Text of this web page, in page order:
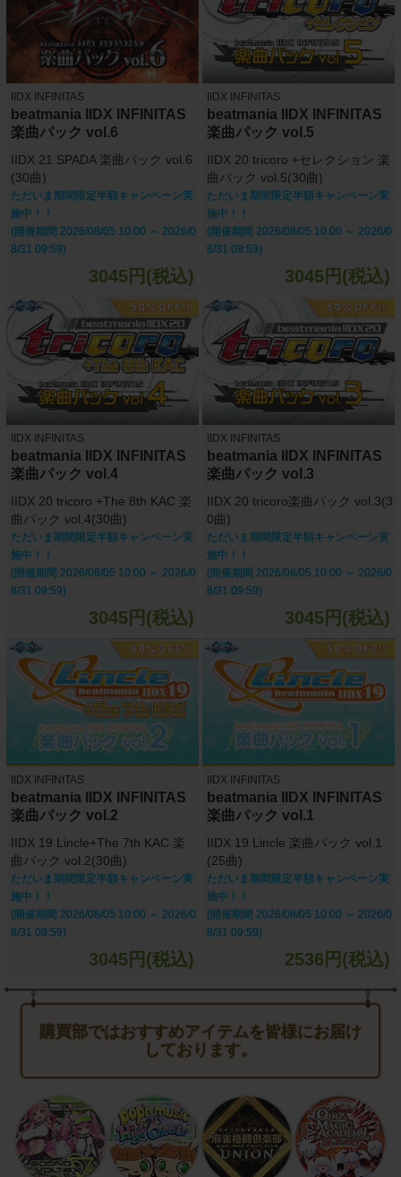
IIDX INFINITAS
beatmania IIDX INFINITAS
楽曲パック vol.6
IIDX 21 SPADA 楽曲パック vol.6
(30曲)
ただいま期間限定半額キャンペーン実
施中！！
(開催期間 2026/08/05 10:00 ～ 2026/0
8/31 09:59)
3045円(税込)
IIDX INFINITAS
beatmania IIDX INFINITAS
楽曲パック vol.5
IIDX 20 tricoro +セレクション 楽
曲パック vol.5(30曲)
ただいま期間限定半額キャンペーン実
施中！！
(開催期間 2026/08/05 10:00 ～ 2026/0
8/31 09:59)
3045円(税込)
IIDX INFINITAS
beatmania IIDX INFINITAS
楽曲パック vol.4
IIDX 20 tricoro +The 8th KAC 楽
曲パック vol.4(30曲)
ただいま期間限定半額キャンペーン実
施中！！
(開催期間 2026/08/05 10:00 ～ 2026/0
8/31 09:59)
3045円(税込)
IIDX INFINITAS
beatmania IIDX INFINITAS
楽曲パック vol.3
IIDX 20 tricoro楽曲パック vol.3(3
0曲)
ただいま期間限定半額キャンペーン実
施中！！
(開催期間 2026/08/05 10:00 ～ 2026/0
8/31 09:59)
3045円(税込)
IIDX INFINITAS
beatmania IIDX INFINITAS
楽曲パック vol.2
IIDX 19 Lincle+The 7th KAC 楽
曲パック vol.2(30曲)
ただいま期間限定半額キャンペーン実
施中！！
(開催期間 2026/08/05 10:00 ～ 2026/0
8/31 09:59)
3045円(税込)
IIDX INFINITAS
beatmania IIDX INFINITAS
楽曲パック vol.1
IIDX 19 Lincle 楽曲パック vol.1
(25曲)
ただいま期間限定半額キャンペーン実
施中！！
(開催期間 2026/08/05 10:00 ～ 2026/0
8/31 09:59)
2536円(税込)
購買部ではおすすめアイテムを皆様にお届け
しております。